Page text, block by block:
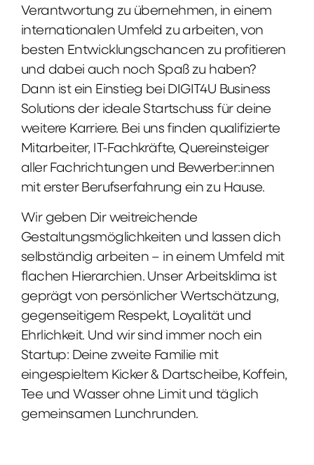
Verantwortung zu übernehmen, in einem
internationalen Umfeld zu arbeiten, von
besten Entwicklungschancen zu profitieren
und dabei auch noch Spaß zu haben?
Dann ist ein Einstieg bei DIGIT4U Business
Solutions der ideale Startschuss für deine
weitere Karriere. Bei uns finden qualifizierte
Mitarbeiter, IT-Fachkräfte, Quereinsteiger
aller Fachrichtungen und Bewerber:innen
mit erster Berufserfahrung ein zu Hause.
Wir geben Dir weitreichende
Gestaltungsmöglichkeiten und lassen dich
selbständig arbeiten – in einem Umfeld mit
flachen Hierarchien. Unser Arbeitsklima ist
geprägt von persönlicher Wertschätzung,
gegenseitigem Respekt, Loyalität und
Ehrlichkeit. Und wir sind immer noch ein
Startup: Deine zweite Familie mit
eingespieltem Kicker & Dartscheibe, Koffein,
Tee und Wasser ohne Limit und täglich
gemeinsamen Lunchrunden.